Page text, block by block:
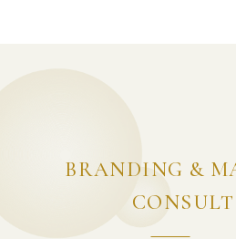
BRANDING &